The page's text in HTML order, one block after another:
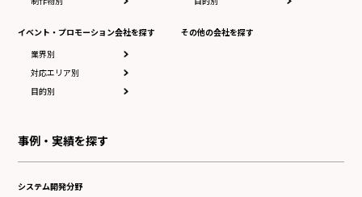
イベント・プロモーション会社を探す
業界別
対応エリア別
目的別
その他の会社を探す
事例・実績を探す
システム開発分野